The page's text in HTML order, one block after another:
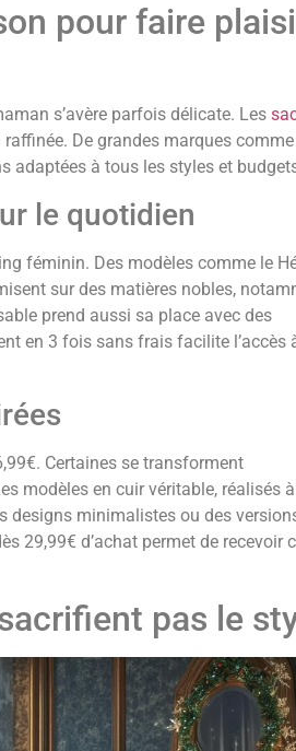
pour faire
s’avère parfois délicate. Les
De grandes marques comme
adaptées à tous les styles et
le quotidien
féminin. Des modèles comme le
sur des matières nobles,
prend aussi sa place avec des
en 3 fois sans frais facilite l’accès
Certaines se transforment
modèles en cuir véritable, réalisés
designs minimalistes ou des
29,99€ d’achat permet de recevoir
pas le